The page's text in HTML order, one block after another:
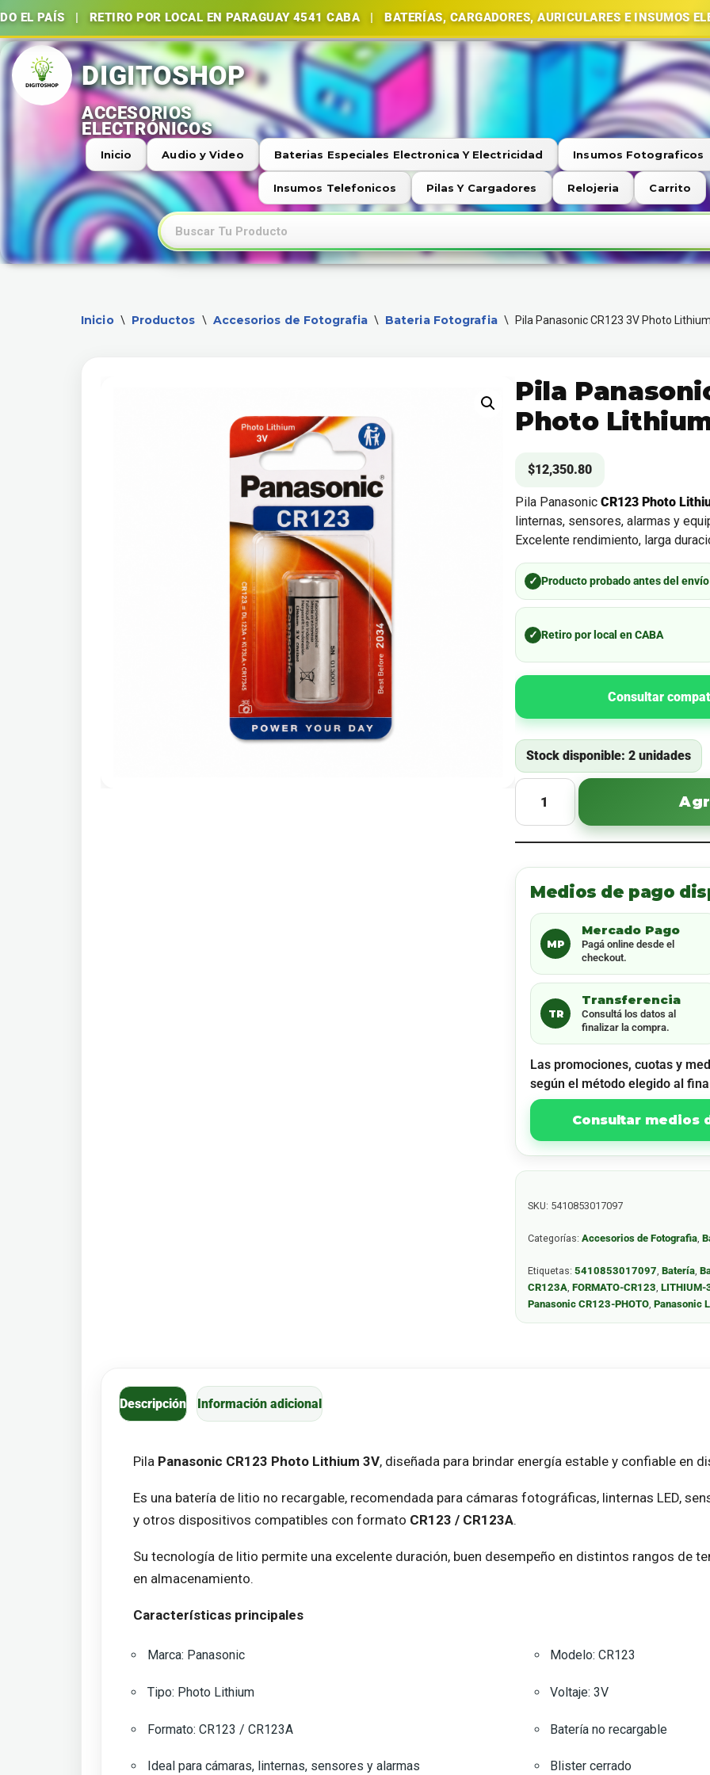
POR LOCAL EN PARAGUAY 4541 CABA | BATERÍAS, CARGADORES, AURICULARES E INSUMOS
Ir
al
contenido
Inicio Audio y Video Baterias Especiales Electronica Y Electricidad Insumos Fotograficos
Insumos Telefonicos Pilas Y Cargadores Relojeria Carrito
Inicio \ Productos \ Accesorios de Fotografia \ Bateria Fotografia \ Pila Panasonic CR123 3V Photo
Pila
Photo
$12,350.80
Pila PanasonicCR123 Photo
linternas, sensores, alarmas y
Excelente rendimiento, larga
✓ Producto probado antes del envío
✓ Retiro por local en CABA
Consultar
Stock disponible: 2 unidades
Medios de pago
MP
Mercado Pago
Pagá online desde el
checkout.
TR
Transferencia
Consultá los datos al
finalizar la compra.
Las promociones, cuotas y
según el método elegido al
Consultar medios
SKU: 5410853017097
Categorías:Accesorios de Fotografia,
Etiquetas:5410853017097,Batería,
CR123A,FORMATO-CR123,LITHIUM-
Panasonic CR123-PHOTO,Panasonic
Descripción Información adicional
Pila Panasonic CR123 Photo Lithium 3V, diseñada para brindar energía estable y confiable en
Es una batería de litio no recargable, recomendada para cámaras fotográficas, linternas LED,
y otros dispositivos compatibles con formato CR123 / CR123A.
Su tecnología de litio permite una excelente duración, buen desempeño en distintos rangos de
en almacenamiento.
Características principales
Marca: Panasonic Modelo: CR123
Tipo: Photo Lithium Voltaje: 3V
Formato: CR123 / CR123A Batería no recargable
Ideal para cámaras, linternas, sensores y alarmas Blister cerrado